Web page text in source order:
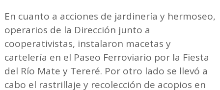
En cuanto a acciones de jardinería y hermoseo,
operarios de la Dirección junto a
cooperativistas, instalaron macetas y
cartelería en el Paseo Ferroviario por la Fiesta
del Río Mate y Tereré. Por otro lado se llevó a
cabo el rastrillaje y recolección de acopios en